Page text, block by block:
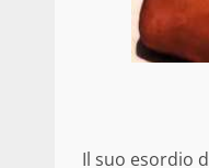
Il suo esordio